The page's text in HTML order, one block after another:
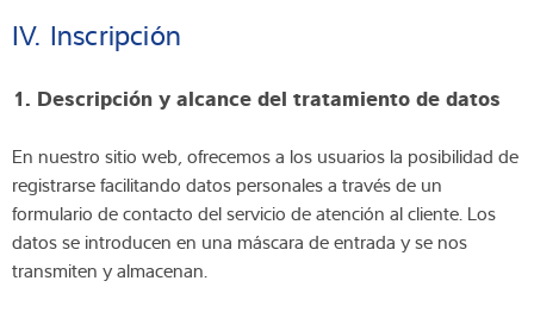
IV. Inscripción
1. Descripción y alcance del tratamiento de datos
En nuestro sitio web, ofrecemos a los usuarios la posibilidad de
registrarse facilitando datos personales a través de un
formulario de contacto del servicio de atención al cliente. Los
datos se introducen en una máscara de entrada y se nos
transmiten y almacenan.